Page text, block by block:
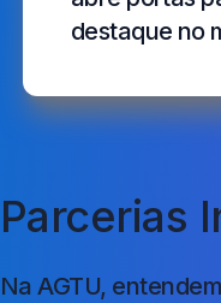
destaque no
Parcerias
Na AGTU,